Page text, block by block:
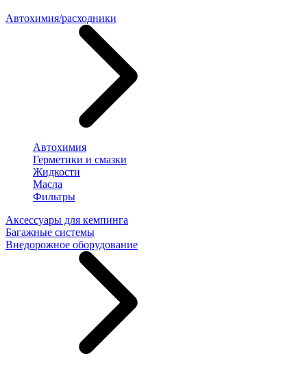
Автохимия/расходники
Автохимия
Герметики и смазки
Жидкости
Масла
Фильтры
Аксессуары для кемпинга
Багажные системы
Внедорожное оборудование